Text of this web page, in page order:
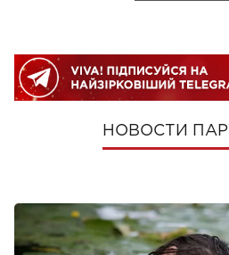
НОВОСТИ